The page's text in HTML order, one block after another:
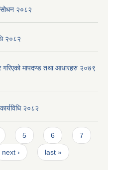
२०८२
२०८२
गरिएको मापदण्ड तथा आधारहरु २०७९
२०८२
5 6 7
next › last »